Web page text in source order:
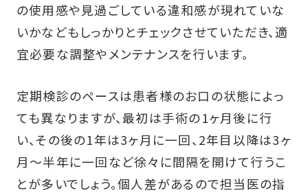
の使用感や見過ごしている違和感が現れていな
いかなどもしっかりとチェックさせていただき、適
宜必要な調整やメンテナンスを行います。
定期検診のペースは患者様のお口の状態によっ
ても異なりますが、最初は手術の1ヶ月後に行
い、その後の1年は3ヶ月に一回、2年目以降は3ヶ
月〜半年に一回など徐々に間隔を開けて行うこ
とが多いでしょう。個人差があるので担当医の指